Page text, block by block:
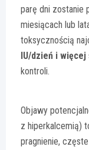
parę dni zostanie
miesiącach lub
toksycznością
IU/dzień i więcej
kontroli.
Objawy
z hiperkalcemią)
pragnienie,